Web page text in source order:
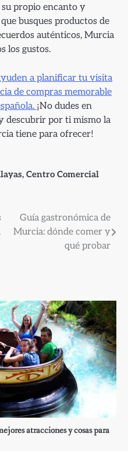
su propio encanto y
busques productos de
auténticos, Murcia
los gustos.
a planificar tu visita
de compras memorable
¡No dudes en
descubrir por ti mismo la
tiene para ofrecer!
, Centro Comercial
Guía gastronómica de
Murcia: dónde comer y
qué probar
atracciones y cosas para